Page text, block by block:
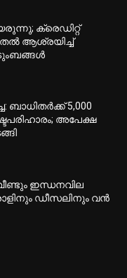
ക്രെഡിറ്റ്
ആശ്രയിച്ച്
ബാധിതർക്ക് 5,000
അപേക്ഷ
ഇന്ധനവില
ഡീസലിനും വൻ